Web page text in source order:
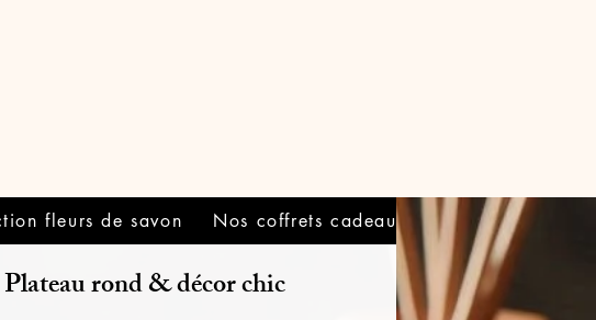
fleurs de savon Nos coffrets cadeaux Informations
Plateau rond & décor chic